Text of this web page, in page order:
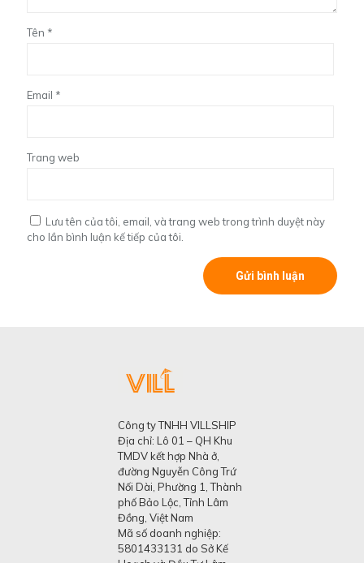
Tên *
Email *
Trang web
Lưu tên của tôi, email, và trang web trong trình duyệt này
cho lần bình luận kế tiếp của tôi.
Công ty TNHH VILLSHIP
Địa chỉ: Lô 01 – QH Khu
TMDV kết hợp Nhà ở,
đường Nguyễn Công Trứ
Nối Dài, Phường 1, Thành
phố Bảo Lộc, Tỉnh Lâm
Đồng, Việt Nam
Mã số doanh nghiệp:
5801433131 do Sở Kế